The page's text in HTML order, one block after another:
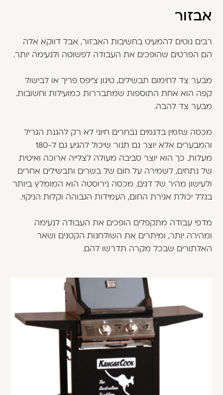
אבזור
רבים נוטים להמעיט בחשיבות האבזור, אבל דווקא אלה
הם הפרטים שהופכים את העבודה לפשוטה ולנעימה יותר.
מבער צד לחימום תבשילים, טיגון צ'יפס פריך או לבישול
קפה הוא אחת התוספות שמתבררות כמועילות וחשובות.
מבער צד להבה.
מכסה שזמין בדגמים נבחרים חיוני לא רק להגנת הגריל
והמבערים אלא יוצר גם תנור שיכול להגיע גם ל-180
מעלות. כך הוא יוצר סביבה מעולה לצלייה ארוכה ואיטית
של נתחים, לשמירה על חום של בשרים ותבשילים אחרים
ולעישון מהיר של דגים. מכסה נירוסטה הוא המומלץ ביותר
בגלל יכולת אגירת החום, העמידות הגבוהה וקלות הניקוי.
מדפי עבודה מתקפלים הופכים את העבודה לנעימה
ומהירה יותר, ומיתרים את השולחנות הקטנים ושאר
האלתורים שבכל מקרה תדרשו להם.